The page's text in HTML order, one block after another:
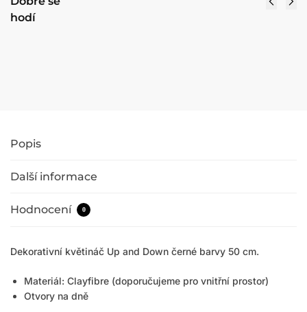
Popis
Další informace
Hodnocení 0
Dekorativní květináč Up and Down černé barvy 50 cm.
Materiál: Clayfibre (doporučujeme pro vnitřní prostor)
Otvory na dně